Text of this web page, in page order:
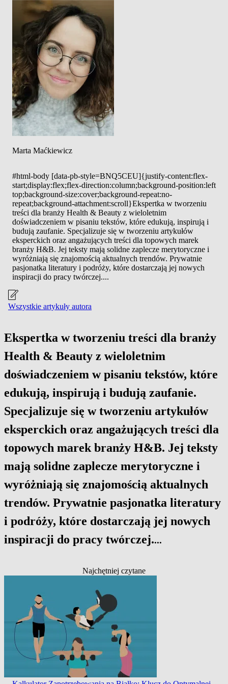
Marta Maćkiewicz
#html-body [data-pb-style=BNQ5CEU]{justify-content:flex-
start;display:flex;flex-direction:column;background-position:left
top;background-size:cover;background-repeat:no-
repeat;background-attachment:scroll}Ekspertka w tworzeniu
treści dla branży Health & Beauty z wieloletnim
doświadczeniem w pisaniu tekstów, które edukują, inspirują i
budują zaufanie. Specjalizuje się w tworzeniu artykułów
eksperckich oraz angażujących treści dla topowych marek
branży H&B. Jej teksty mają solidne zaplecze merytoryczne i
wyróżniają się znajomością aktualnych trendów. Prywatnie
pasjonatka literatury i podróży, które dostarczają jej nowych
inspiracji do pracy twórczej....
Wszystkie artykuły autora
Ekspertka w tworzeniu treści dla branży
Health & Beauty z wieloletnim
doświadczeniem w pisaniu tekstów, które
edukują, inspirują i budują zaufanie.
Specjalizuje się w tworzeniu artykułów
eksperckich oraz angażujących treści dla
topowych marek branży H&B. Jej teksty
mają solidne zaplecze merytoryczne i
wyróżniają się znajomością aktualnych
trendów. Prywatnie pasjonatka literatury
i podróży, które dostarczają jej nowych
inspiracji do pracy twórczej....
Najchętniej czytane